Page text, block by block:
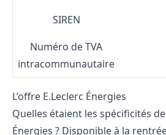
SIREN
Numéro de TVA
intracommunautaire
L’offre E.Leclerc Énergies
Quelles étaient les spécificités de
Énergies ? Disponible à la